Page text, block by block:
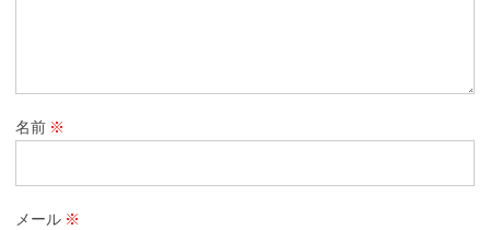
名前 ※
メール ※